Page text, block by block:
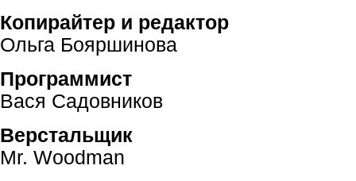
Копирайтер и редактор
Ольга Бояршинова
Программист
Вася Садовников
Верстальщик
Mr. Woodman